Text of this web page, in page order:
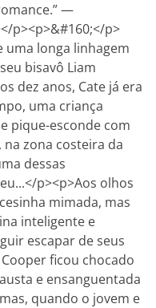
—
p><p>&#160;</p>
uma longa linhagem
bisavô Liam
dez anos, Cate já era
uma criança
pique-esconde com
zona costeira da
dessas
p><p>Aos olhos
mimada, mas
inteligente e
escapar de seus
ficou chocado
e ensanguentada
quando o jovem e